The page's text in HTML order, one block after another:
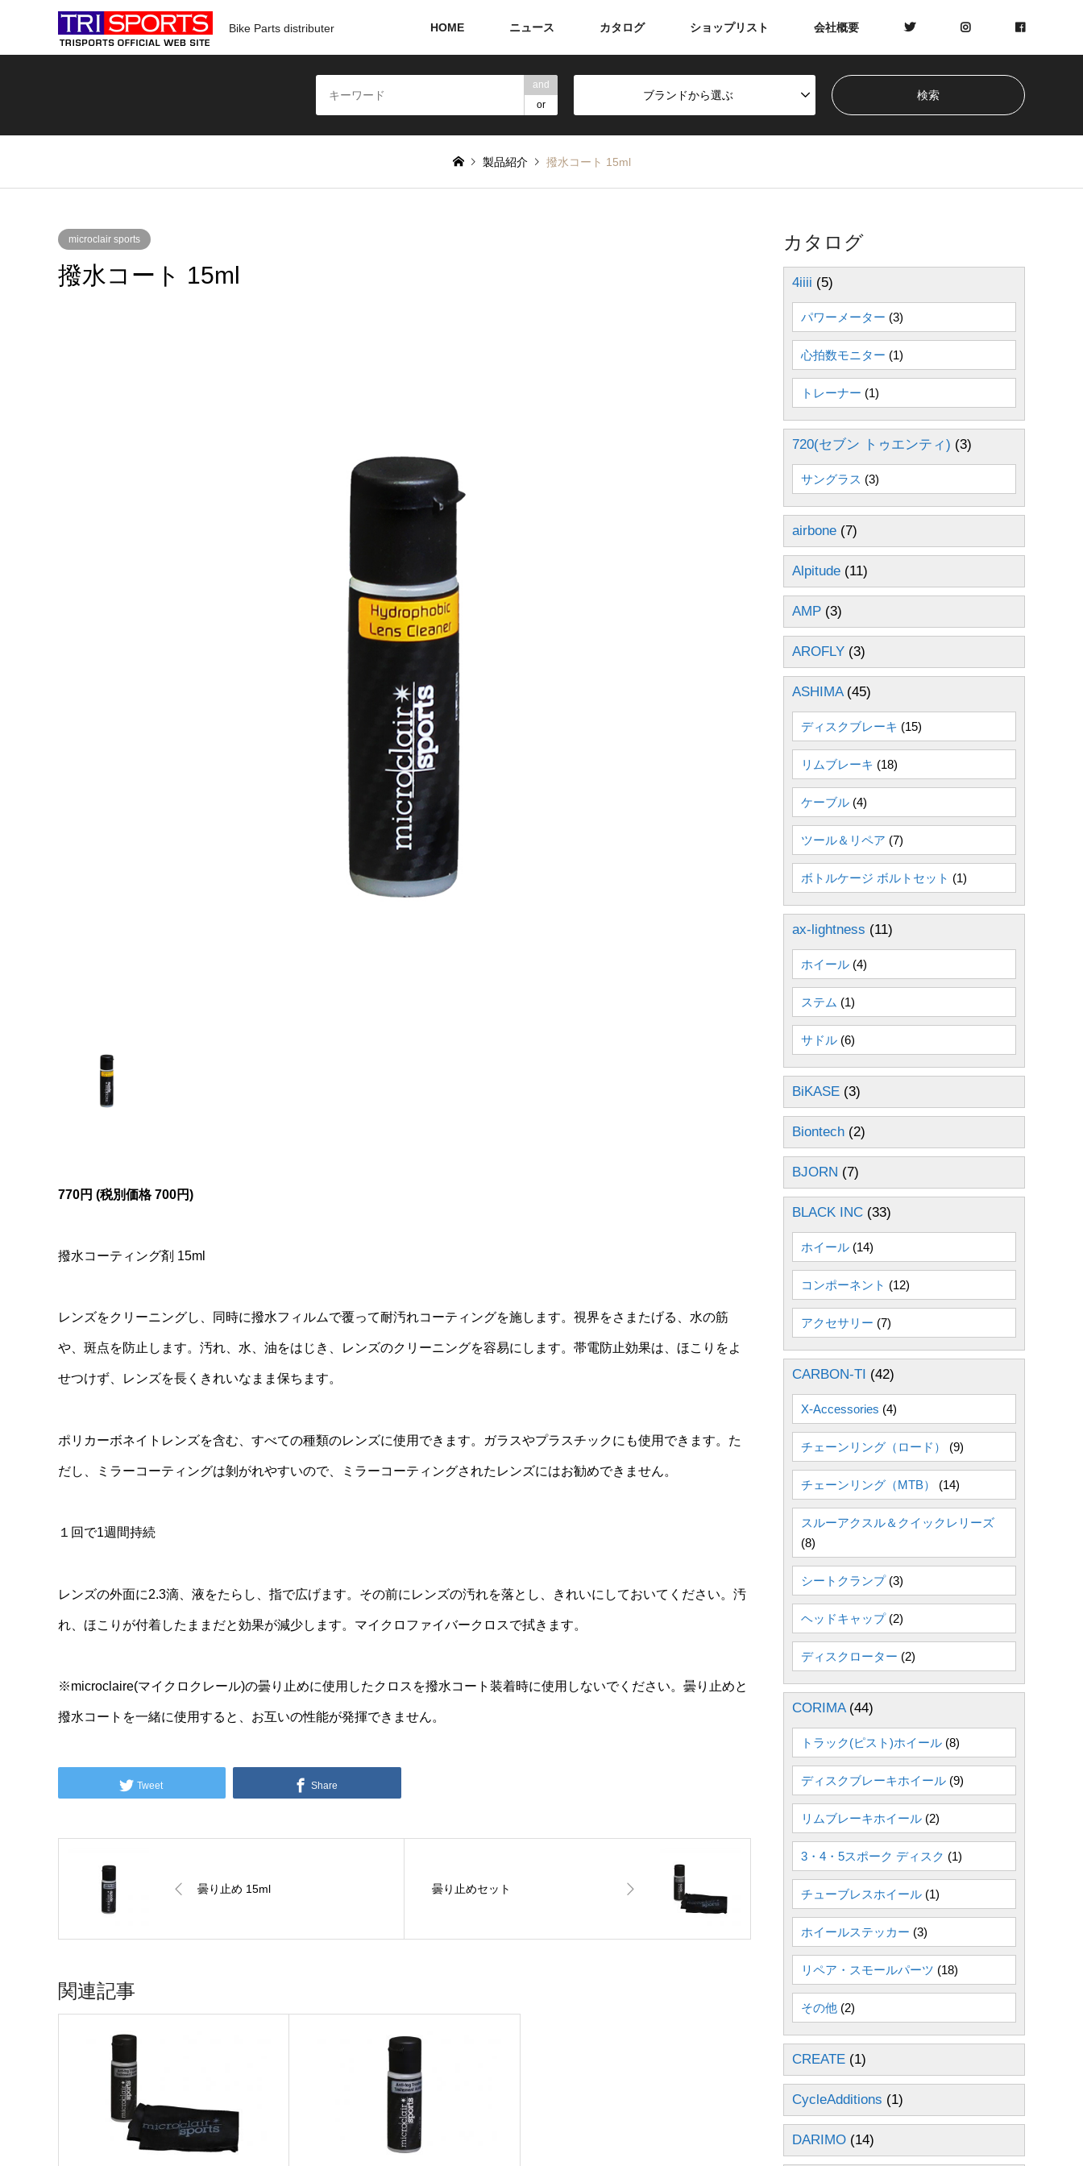
Bike Parts distributer HOME ニュース カタログ ショップリスト 会社概要
and
or
ブランドから選ぶ
製品紹介 撥水コート 15ml
microclair sports
撥水コート 15ml
770円 (税別価格700円)
撥水コーティング剤 15ml
レンズをクリーニングし、同時に撥水フィルムで覆って耐汚れコーティングを施します。視界をさまたげる、水の筋
や、斑点を防止します。汚れ、水、油をはじき、レンズのクリーニングを容易にします。帯電防止効果は、ほこりをよ
せつけず、レンズを長くきれいなまま保ちます。
ポリカーボネイトレンズを含む、すべての種類のレンズに使用できます。ガラスやプラスチックにも使用できます。た
だし、ミラーコーティングは剝がれやすいので、ミラーコーティングされたレンズにはお勧めできません。
１回で1週間持続
レンズの外面に2.3滴、液をたらし、指で広げます。その前にレンズの汚れを落とし、きれいにしておいてください。汚
れ、ほこりが付着したままだと効果が減少します。マイクロファイバークロスで拭きます。
※microclaire(マイクロクレール)の曇り止めに使用したクロスを撥水コート装着時に使用しないでください。曇り止めと
撥水コートを一緒に使用すると、お互いの性能が発揮できません。
Tweet Share
曇り止め 15ml 曇り止めセット
関連記事
カタログ
4iiii (5)
パワーメーター (3)
心拍数モニター (1)
トレーナー (1)
720(セブン トゥエンティ) (3)
サングラス (3)
airbone (7)
Alpitude (11)
AMP (3)
AROFLY (3)
ASHIMA(45)
ディスクブレーキ (15)
リムブレーキ (18)
ケーブル (4)
ツール＆リペア (7)
ボトルケージ ボルトセット (1)
ax-lightness (11)
ホイール (4)
ステム (1)
サドル (6)
BiKASE (3)
Biontech (2)
BJORN (7)
BLACK INC (33)
ホイール (14)
コンポーネント (12)
アクセサリー (7)
CARBON-TI (42)
X-Accessories (4)
チェーンリング（ロード） (9)
チェーンリング（MTB） (14)
スルーアクスル＆クイックレリーズ
(8)
シートクランプ(3)
ヘッドキャップ(2)
ディスクローター (2)
CORIMA(44)
トラック(ピスト)ホイール (8)
ディスクブレーキホイール (9)
リムブレーキホイール (2)
3・4・5スポーク ディスク (1)
チューブレスホイール (1)
ホイールステッカー (3)
リペア・スモールパーツ (18)
その他 (2)
CREATE (1)
CycleAdditions (1)
DARIMO (14)